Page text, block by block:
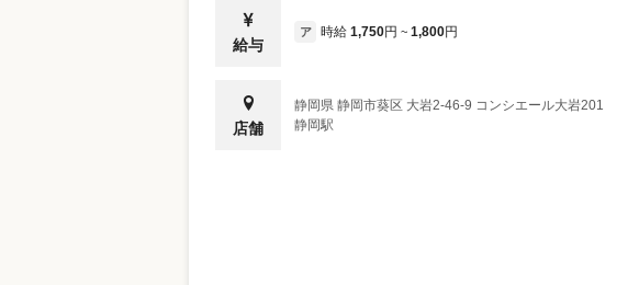
給与
ア 時給 1,750円 ~ 1,800円
店舗
静岡県 静岡市葵区 大岩2-46-9 コンシエール大岩201
静岡駅